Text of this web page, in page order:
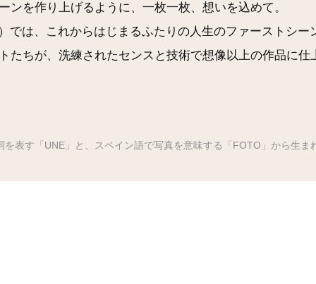
ンを作り上げるように、一枚一枚、想いを込めて。
では、これからはじまるふたりの人生のファーストシー
たちが、洗練されたセンスと技術で想像以上の作品に仕
を表す「UNE」と、スペイン語で写真を意味する 「FOTO」から生ま